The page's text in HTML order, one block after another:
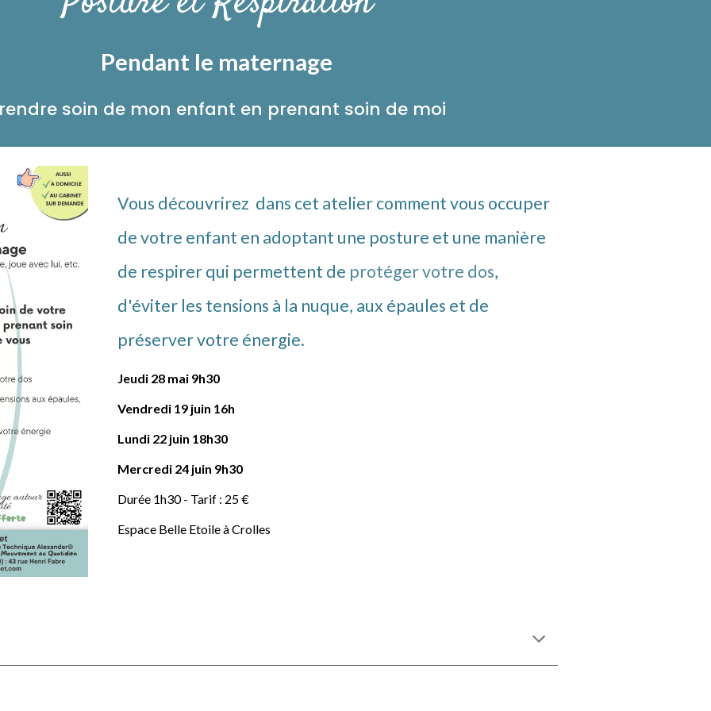
Pendant le maternage
soin de mon enfant en prenant soin de moi
Vous découvrirez dans cet atelier commentvous occuper
de votre enfant en adoptant une posture et une manière
de respirerqui permettent de protéger votre dos,
d'éviter les tensions à la nuque, aux épaules et de
préserver votre énergie.
Jeudi 28 mai 9h30
Vendredi 19 juin 16h
Lundi 22 juin 18h30
Mercredi 24 juin 9h30
Durée 1h30 - Tarif : 25 €
Espace Belle Etoile à Crolles